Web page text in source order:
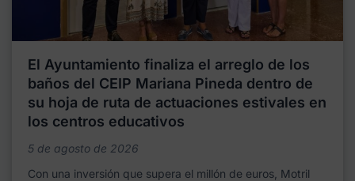
El Ayuntamiento finaliza el arreglo de los
baños del CEIP Mariana Pineda dentro de
su hoja de ruta de actuaciones estivales en
los centros educativos
5 de agosto de 2026
Con una inversión que supera el millón de euros, Motril